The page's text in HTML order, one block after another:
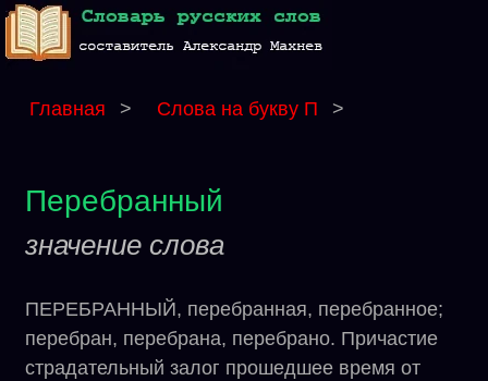
Главная > Слова на букву П >
Перебранный
значение слова
ПЕРЕБРАННЫЙ, перебранная, перебранное;
перебран, перебрана, перебрано. Причастие
страдательный залог прошедшее время от